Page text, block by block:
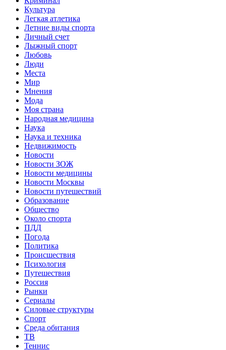
Культура
Легкая атлетика
Летние виды спорта
Личный счет
Лыжный спорт
Любовь
Люди
Места
Мир
Мнения
Мода
Моя страна
Народная медицина
Наука
Наука и техника
Недвижимость
Новости
Новости ЗОЖ
Новости медицины
Новости Москвы
Новости путешествий
Образование
Общество
Около спорта
ПДД
Погода
Политика
Происшествия
Психология
Путешествия
Россия
Рынки
Сериалы
Силовые структуры
Спорт
Среда обитания
ТВ
Теннис